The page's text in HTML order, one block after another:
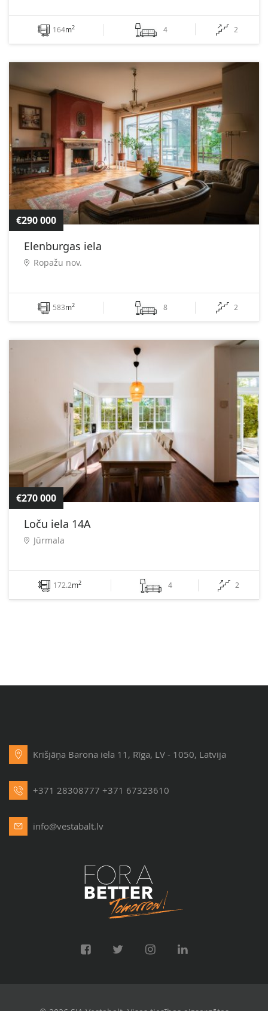
164m2 4 2
€290 000
Elenburgas iela
Ropažu nov.
583m2 8 2
€270 000
Loču iela 14A
Jūrmala
172.2m2 4 2
Krišjāņa Barona iela 11, Rīga, LV - 1050, Latvija
+371 28308777 +371 67323610
info@vestabalt.lv